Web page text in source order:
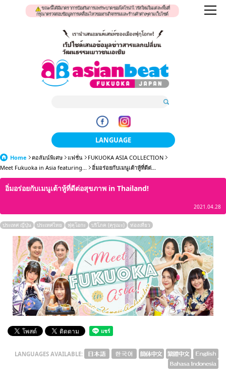
ขณะนี้ได้มีมาตราการป้องกันการแพร่ระบาดของโคโรน่าไวรัสใหม่ในแต่ละพื้นที่
กรุณาตรวจสอบข้อมูลการเคลื่อนไหวของงานกิจกรรมและร้านค้าต่างๆตามเว็บไซต์
LANGUAGE
日本語
한국어
繁體中文
English
ภาษาไทย
tiéng Viêt
Bahasa Indonesia
Home คอลัมน์พิเศษ แฟชั่น
FUKUOKA ASIA COLLECTION
Meet Fukuoka in Asia featuring...
อิ่มอร่อยกับเมนูเต้าหู้ที่ดีต่...
อิ่มอร่อยกับเมนูเต้าหู้ที่ดีต่อสุขภาพ in Thailand!
2021.04.28
ประเทศ ญี่ปุ่น ประเทศไทย ฟุคุโอกะ บริโภค (คุรุเมะ) ท่องเที่ยว
LANGUAGES AVAILABLE: